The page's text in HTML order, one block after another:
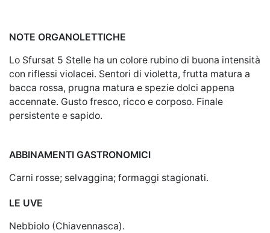
NOTE ORGANOLETTICHE
Lo Sfursat 5 Stelle ha un colore rubino di buona intensità
con riflessi violacei. Sentori di violetta, frutta matura a
bacca rossa, prugna matura e spezie dolci appena
accennate. Gusto fresco, ricco e corposo. Finale
persistente e sapido.
ABBINAMENTI GASTRONOMICI
Carni rosse; selvaggina; formaggi stagionati.
LE UVE
Nebbiolo (Chiavennasca).